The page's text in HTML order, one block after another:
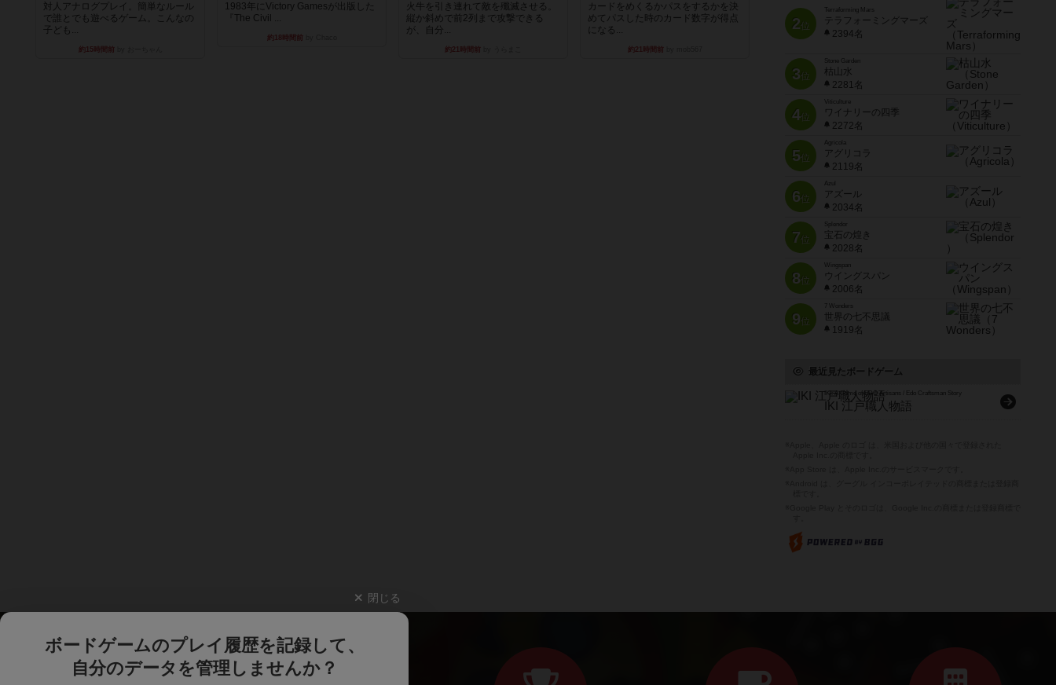
対人アナログプレイ。簡単なルール
で誰とでも遊べるゲーム。こんなの
子ども...
約15時間前
1983年にVictory Gamesが出版した
『The Civil ...
約18時間前
火牛を引き連れて敵を殲滅させる。
縦か斜めで前2列まで攻撃できる
が、自分...
約21時間前
カードをめくるかパスをするかを決
めてパスした時のカード数字が得点
になる...
約21時間前
2位
Terraforming Mars
テラフォーミングマーズ
2394名
3位
Stone Garden
枯山水
2281名
4位
Viticulture
ワイナリーの四季
2272名
5位
Agricola
アグリコラ
2119名
6位
Azul
アズール
2034名
7位
宝石の煌き
2028名
8位
Wingspan
ウイングスパン
2006名
9位
7 Wonders
世界の七不思議
1919名
最近見たボードゲーム
IKI: A Game of EDO Artisans / Edo Craftsman Story
IKI 江戸職人物語
閉じる
ボードゲームのプレイ履歴を記録して、
自分のデータを管理しませんか？